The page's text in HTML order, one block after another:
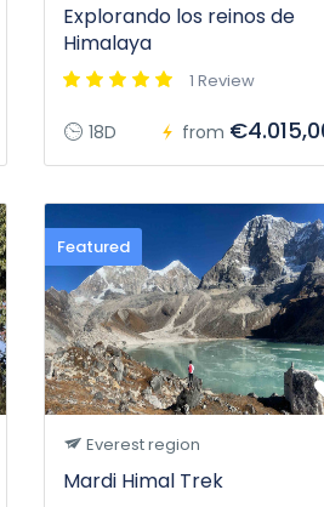
Explorando los reinos de
Himalaya
1 Review
18D from
Featured
Everest region
Mardi Himal Trek